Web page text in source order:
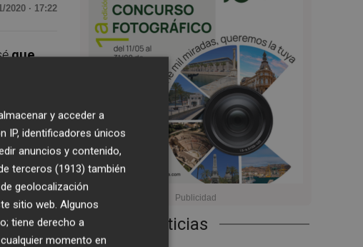
Últimas Noticias
· 17:22
que
pero
el de
y acceder a
IP, identificadores únicos
anuncios y contenido,
terceros (1913) también
geolocalización
sitio web. Algunos
tiene derecho a
momento en